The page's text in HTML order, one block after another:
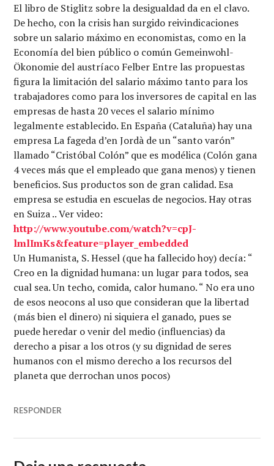
El libro de Stiglitz sobre la desigualdad da en el clavo.
De hecho, con la crisis han surgido reivindicaciones
sobre un salario máximo en economistas, como en la
Economía del bien público o común Gemeinwohl-
Ökonomie del austríaco Felber Entre las propuestas
figura la limitación del salario máximo tanto para los
trabajadores como para los inversores de capital en las
empresas de hasta 20 veces el salario mínimo
legalmente establecido. En España (Cataluña) hay una
empresa La fageda d’en Jordà de un “santo varón”
llamado “Cristóbal Colón” que es modélica (Colón gana
4 veces más que el empleado que gana menos) y tienen
beneficios. Sus productos son de gran calidad. Esa
empresa se estudia en escuelas de negocios. Hay otras
en Suiza .. Ver video:
http://www.youtube.com/watch?v=cpJ-
lmlImKs&feature=player_embedded
Un Humanista, S. Hessel (que ha fallecido hoy) decía: “
Creo en la dignidad humana: un lugar para todos, sea
cual sea. Un techo, comida, calor humano. “ No era uno
de esos neocons al uso que consideran que la libertad
(más bien el dinero) ni siquiera el ganado, pues se
puede heredar o venir del medio (influencias) da
derecho a pisar a los otros (y su dignidad de seres
humanos con el mismo derecho a los recursos del
planeta que derrochan unos pocos)
RESPONDER